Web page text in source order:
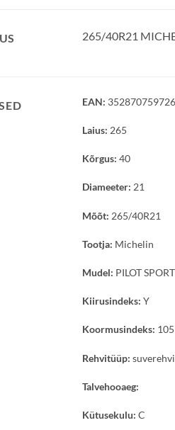
265/40R21
EAN:
Laius: 265
Kõrgus: 40
Diameeter: 21
Mõõt: 265/40R21
Tootja: Michelin
Mudel: PILOT
Kiirusindeks: Y
Koormusindeks: 105
Rehvitüüp:
Talvehooaeg:
Kütusekulu: C